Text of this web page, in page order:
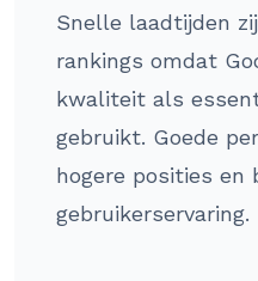
Snelle laadtijden
rankings omdat
kwaliteit als
gebruikt. Goede
hogere posities en
gebruikerservaring.